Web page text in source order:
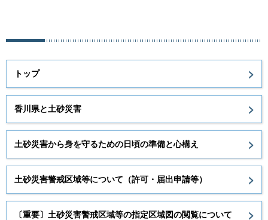
トップ
香川県と土砂災害
土砂災害から身を守るための日頃の準備と心構え
土砂災害警戒区域等について（許可・届出申請等）
〔重要〕土砂災害警戒区域等の指定区域図の閲覧について